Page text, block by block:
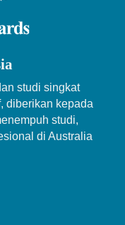
studi singkat
diberikan kepada
studi,
di Australia